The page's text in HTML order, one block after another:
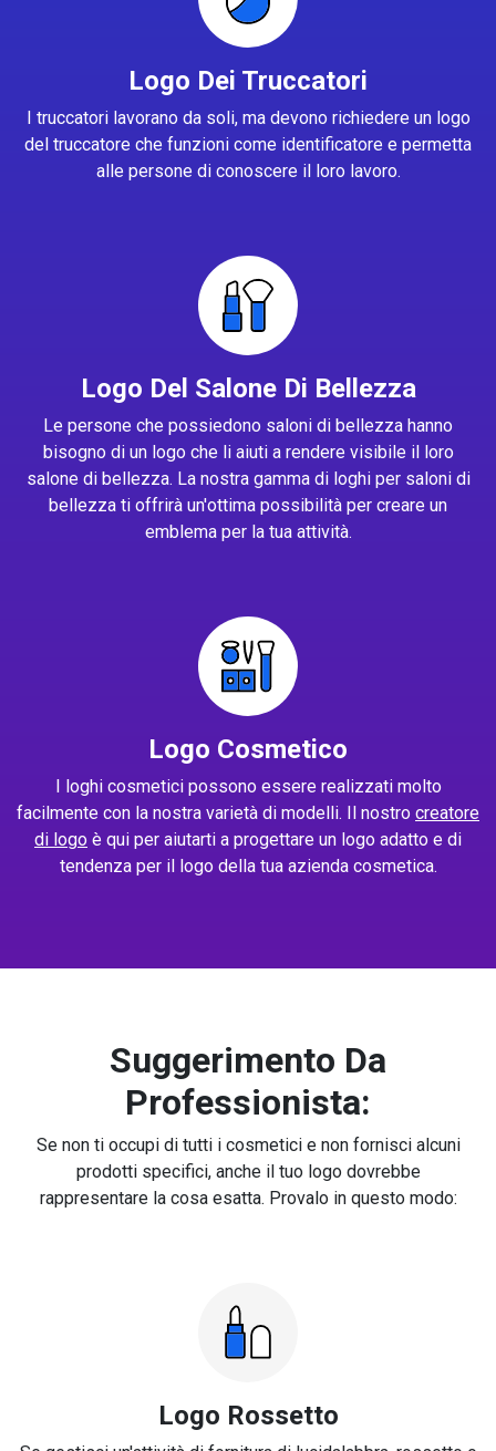
Logo Dei Truccatori
I truccatori lavorano da soli, ma devono richiedere un logo
del truccatore che funzioni come identificatore e permetta
alle persone di conoscere il loro lavoro.
Logo Del Salone Di Bellezza
Le persone che possiedono saloni di bellezza hanno
bisogno di un logo che li aiuti a rendere visibile il loro
salone di bellezza. La nostra gamma di loghi per saloni di
bellezza ti offrirà un'ottima possibilità per creare un
emblema per la tua attività.
Logo Cosmetico
I loghi cosmetici possono essere realizzati molto
facilmente con la nostra varietà di modelli. Il nostro creatore
di logo è qui per aiutarti a progettare un logo adatto e di
tendenza per il logo della tua azienda cosmetica.
Suggerimento Da
Professionista:
Se non ti occupi di tutti i cosmetici e non fornisci alcuni
prodotti specifici, anche il tuo logo dovrebbe
rappresentare la cosa esatta. Provalo in questo modo:
Logo Rossetto